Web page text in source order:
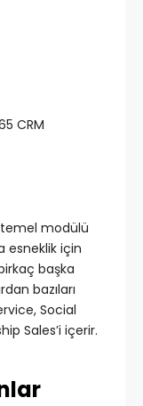
CRM
modülü
esneklik için
başka
bazıları
Social
Sales’i içerir.